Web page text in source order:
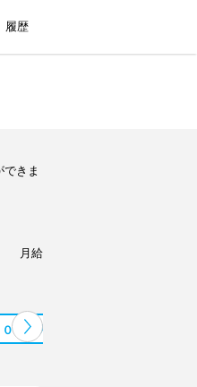
履歴
きま
月給
代少人数